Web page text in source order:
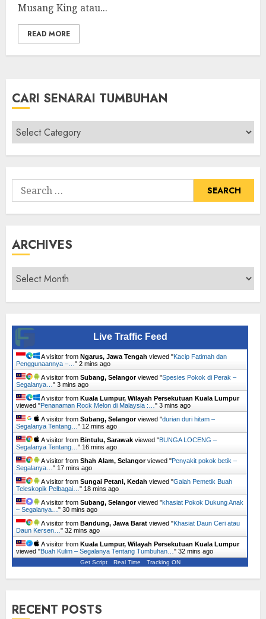
Musang King atau...
READ MORE
CARI SENARAI TUMBUHAN
Cari
Senarai
Tumbuhan
Search
for:
ARCHIVES
Archives
Live Traffic Feed
A visitor from Ngarus, Jawa Tengah viewed "Kacip Fatimah dan
Penggunaannya –… " 2 mins ago
A visitor from Subang, Selangorviewed "Spesies Pokok di Perak –
Segalanya… " 3 mins ago
A visitor from Kuala Lumpur, Wilayah Persekutuan Kuala Lumpur
viewed "Penanaman Rock Melon di Malaysia :… " 3 mins ago
A visitor from Subang, Selangorviewed "durian duri hitam –
Segalanya Tentang… " 12 mins ago
A visitor from Bintulu, Sarawak viewed "BUNGA LOCENG –
Segalanya Tentang… " 16 mins ago
A visitor from Shah Alam, Selangorviewed "Penyakit pokok betik –
Segalanya… " 17 mins ago
A visitor from Sungai Petani, Kedah viewed "Galah Pemetik Buah
Teleskopik Pelbagai… " 18 mins ago
A visitor from Subang, Selangorviewed "khasiat Pokok Dukung Anak
– Segalanya… " 30 mins ago
A visitor from Bandung, Jawa Barat viewed "Khasiat Daun Ceri atau
Daun Kersen… " 32 mins ago
A visitor from Kuala Lumpur, Wilayah Persekutuan Kuala Lumpur
viewed "Buah Kulim – Segalanya Tentang Tumbuhan… " 32 mins ago
Get Script Real Time Tracking ON
RECENT POSTS